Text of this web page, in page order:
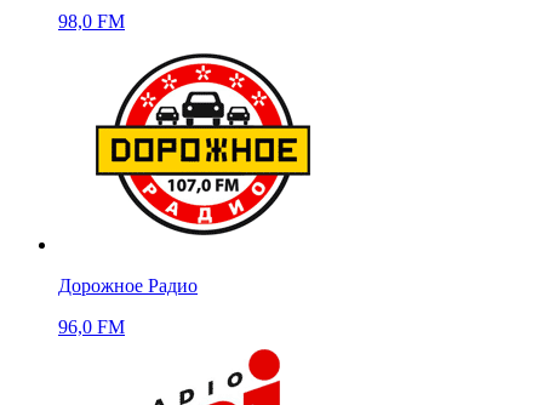
98,0 FM
Дорожное Радио
96,0 FM